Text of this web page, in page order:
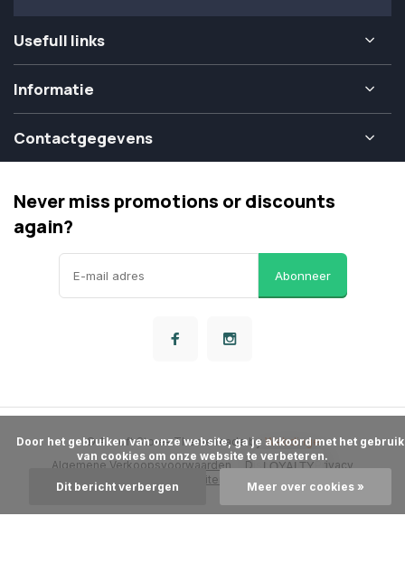
Usefull links
Informatie
Contactgegevens
Never miss promotions or discounts
again?
Abonneer
Algemene Verkoopsvoorwaarden Disclaimer
Privacy
Sitemap
© Airsoft Store- Theme made by Webdinge
van cookies om onze website te verbeteren.
Dit bericht verbergen Meer over cookies »
LOYALTY